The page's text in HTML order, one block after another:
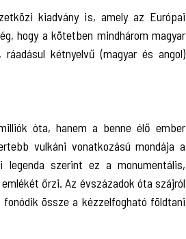
kiadvány is, amely az Európai
hogy a kötetben mindhárom magyar
kétnyelvű (magyar és angol)
óta, hanem a benne élő ember
vulkáni vonatkozású mondája a
legenda szerint ez a monumentális,
őrzi. Az évszázadok óta szájról
össze a kézzelfogható földtani